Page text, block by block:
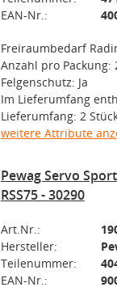
EAN-Nr.:
Freiraumbedarf
Anzahl pro Packung:
Felgenschutz: Ja
Im Lieferumfang
Lieferumfang: 2
weitere Attribute
Pewag Servo
RSS75 - 30290
Art.Nr.:
Hersteller:
Teilenummer:
EAN-Nr.: